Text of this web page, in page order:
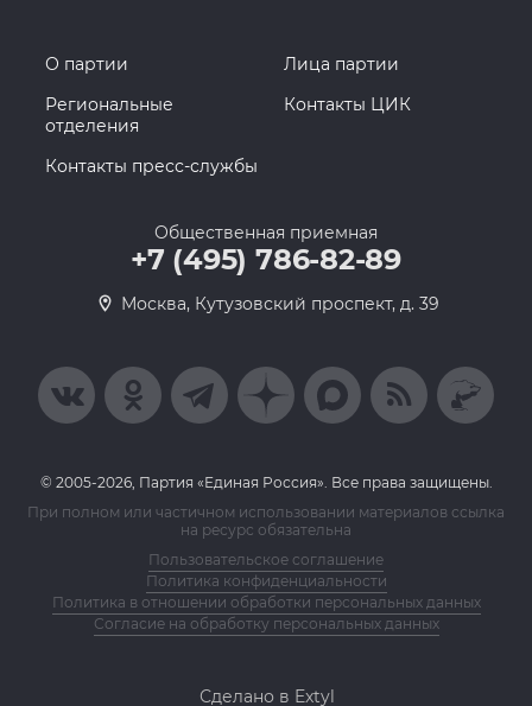
О партии
Лица партии
Региональные
отделения
Контакты ЦИК
Контакты пресс-службы
Общественная приемная
+7 (495) 786-82-89
Москва, Кутузовский проспект, д. 39
© 2005-2026, Партия «Единая Россия». Все права защищены.
При полном или частичном использовании материалов ссылка
на ресурс обязательна
Пользовательское соглашение
Политика конфиденциальности
Политика в отношении обработки персональных данных
Согласие на обработку персональных данных
Сделано в Extyl